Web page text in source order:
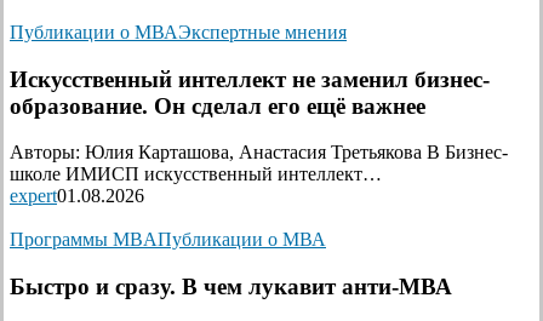
Публикации о МВАЭкспертные мнения
Искусственный интеллект не заменил бизнес-
образование. Он сделал его ещё важнее
Авторы: Юлия Карташова, Анастасия Третьякова В Бизнес-
школе ИМИСП искусственный интеллект…
expert01.08.2026
Программы MBAПубликации о МВА
Быстро и сразу. В чем лукавит анти-МВА